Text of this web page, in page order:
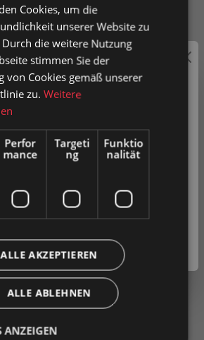
In den Warenkorb
verschraubt 2450/8 Stahlröllchen
in der oberen Lochreihe,
Preise mit MwSt. (brutto) und
ohne MwSt. (netto) angezeigt
bevorzugte Einstellung:
( exkl. MwSt. )
Cookies, um die
unserer Website zu
die weitere Nutzung
stimmen Sie der
von Cookies gemäß unserer
zu.Weitere
Perfor
mance
Targeti
ng
Funktio
nalität
ALLE AKZEPTIEREN
ALLE ABLEHNEN
ANZEIGEN